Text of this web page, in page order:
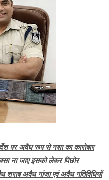
पर अवैध रूप से नशा का कारोबार
ना जाए इसको लेकर पिछोर
शराब अवैध गांजा एवं अवैध गतिविधियों